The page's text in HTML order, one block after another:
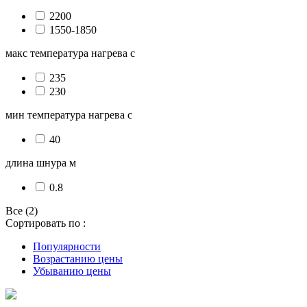
2200
1550-1850
макс температура нагрева с
235
230
мин температура нагрева с
40
длина шнура м
0.8
Все (2)
Сортировать по :
Популярности
Возрастанию цены
Убыванию цены